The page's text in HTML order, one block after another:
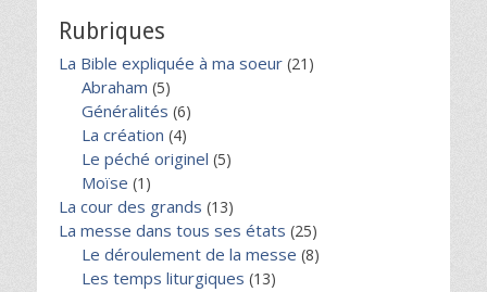
Rubriques
La Bible expliquée à ma soeur (21)
Abraham (5)
Généralités (6)
La création (4)
Le péché originel (5)
Moïse (1)
La cour des grands (13)
La messe dans tous ses états (25)
Le déroulement de la messe (8)
Les temps liturgiques (13)